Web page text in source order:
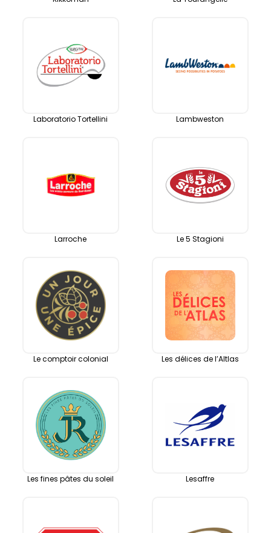
Laboratorio Tortellini Lambweston
Larroche Le 5 Stagioni
Le comptoir colonial Les délices de l’Altlas
Les fines pâtes du soleil Lesaffre